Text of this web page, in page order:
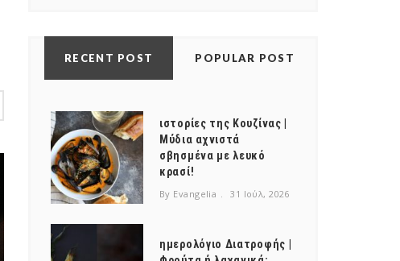
RECENT POST POPULAR POST
ιστορίες της Κουζίνας |
Μύδια αχνιστά
σβησμένα με λευκό
κρασί!
By Evangelia 31 Ιούλ, 2026
ημερολόγιο Διατροφής |